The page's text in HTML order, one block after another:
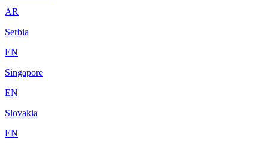
AR
Serbia
EN
Singapore
EN
Slovakia
EN